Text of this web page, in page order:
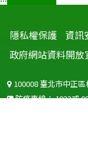
隱私權保護 資訊
政府網站資料開放
100008 臺北市中正
防疫專線：1922或